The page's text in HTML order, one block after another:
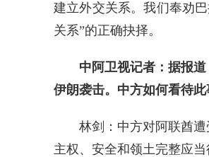
建立外交关系。我们奉劝
关系”的正确抉择。
中阿卫视记者：据报
伊朗袭击。中方如何看待此
林剑：中方对阿联酋
主权、安全和领土完整应